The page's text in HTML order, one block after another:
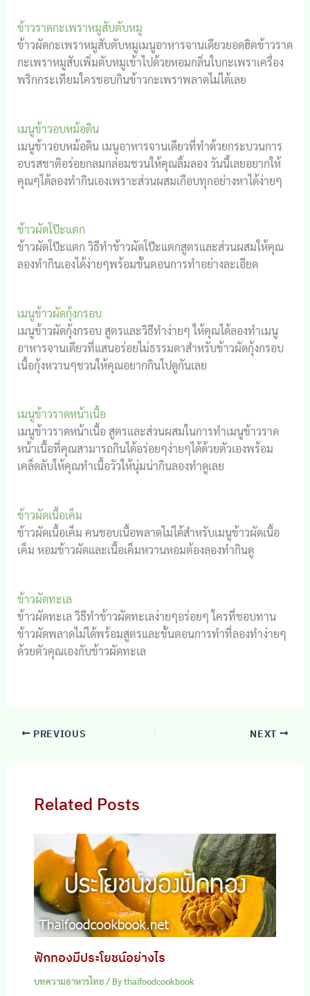
ข้าวราดกะเพราหมูสับตับหมู
ข้าวผัดกะเพราหมูสับตับหมูเมนูอาหารจานเดียวยอดฮิตข้าวราด
กะเพราหมูสับเพิ่มตับหมูเข้าไปด้วยหอมกลิ่นใบกะเพราเครื่อง
พริกกระเทียมใครชอบกินข้าวกะเพราพลาดไม่ได้เลย
เมนูข้าวอบหม้อดิน
เมนูข้าวอบหม้อดิน เมนูอาหารจานเดียวที่ทำด้วยกระบวนการ
อบรสชาติอร่อยกลมกล่อมชวนให้คุณลิ้มลอง วันนี้เลยอยากให้
คุณๆได้ลองทำกินเองเพราะส่วนผสมเกือบทุกอย่างหาได้ง่ายๆ
ข้าวผัดโป๊ะแตก
ข้าวผัดโป๊ะแตก วิธีทำข้าวผัดโป๊ะแตกสูตรและส่วนผสมให้คุณ
ลองทำกินเองได้ง่ายๆพร้อมขั้นตอนการทำอย่างละเอียด
เมนูข้าวผัดกุ้งกรอบ
เมนูข้าวผัดกุ้งกรอบ สูตรและวิธีทำง่ายๆ ให้คุณได้ลองทำเมนู
อาหารจานเดียวที่แสนอร่อยไม่ธรรมดาสำหรับข้าวผัดกุ้งกรอบ
เนื้อกุ้งหวานๆชวนให้คุณอยากกินไปดูกันเลย
เมนูข้าวราดหน้าเนื้อ
เมนูข้าวราดหน้าเนื้อ สูตรและส่วนผสมในการทำเมนูข้าวราด
หน้าเนื้อที่คุณสามารถกินได้อร่อยๆง่ายๆได้ด้วยตัวเองพร้อม
เคล็ดลับให้คุณทำเนื้อวัวให้นุ่มน่ากินลองทำดูเลย
ข้าวผัดเนื้อเค็ม
ข้าวผัดเนื้อเค็ม คนชอบเนื้อพลาดไม่ได้สำหรับเมนูข้าวผัดเนื้อ
เค็ม หอมข้าวผัดและเนื้อเค็มหวานหอมต้องลองทำกินดู
ข้าวผัดทะเล
ข้าวผัดทะเล วิธีทำข้าวผัดทะเลง่ายๆอร่อยๆ ใครที่ชอบทาน
ข้าวผัดพลาดไม่ได้พร้อมสูตรและขั้นตอนการทำที่ลองทำง่ายๆ
ด้วยตัวคุณเองกับข้าวผัดทะเล
PREVIOUS NEXT
Related Posts
ฟักทองมีประโยชน์อย่างไร
บทความอาหารไทย/ Bythaifoodcookbook